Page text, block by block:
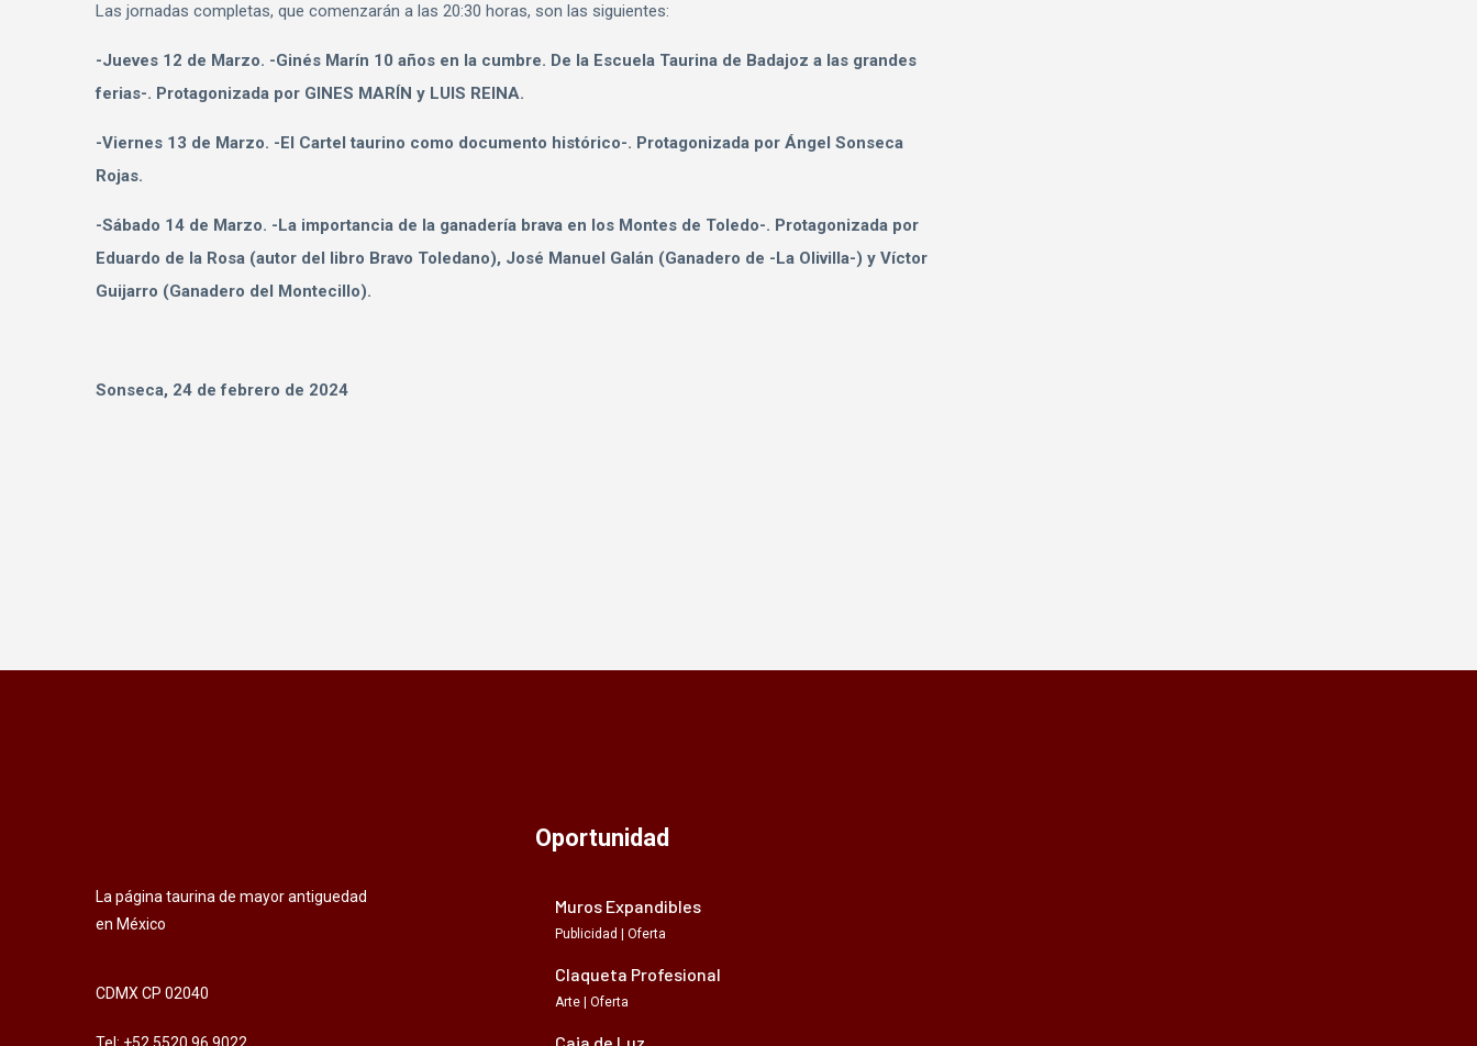
Las jornadas completas, que comenzarán a las 20:30 horas, son las siguientes:
-Jueves 12 de Marzo. -Ginés Marín 10 años en la cumbre. De la Escuela Taurina de Badajoz a las grandes
ferias-. Protagonizada por GINES MARÍN y LUIS REINA.
-Viernes 13 de Marzo. -El Cartel taurino como documento histórico-. Protagonizada por Ángel Sonseca
Rojas.
-Sábado 14 de Marzo. -La importancia de la ganadería brava en los Montes de Toledo-. Protagonizada por
Eduardo de la Rosa (autor del libro Bravo Toledano), José Manuel Galán (Ganadero de -La Olivilla-) y Víctor
Guijarro (Ganadero del Montecillo).
Sonseca, 24 de febrero de 2024
La página taurina de mayor antiguedad
en México
CDMX CP 02040
Oportunidad
Muros Expandibles
Publicidad | Oferta
Claqueta Profesional
Arte | Oferta